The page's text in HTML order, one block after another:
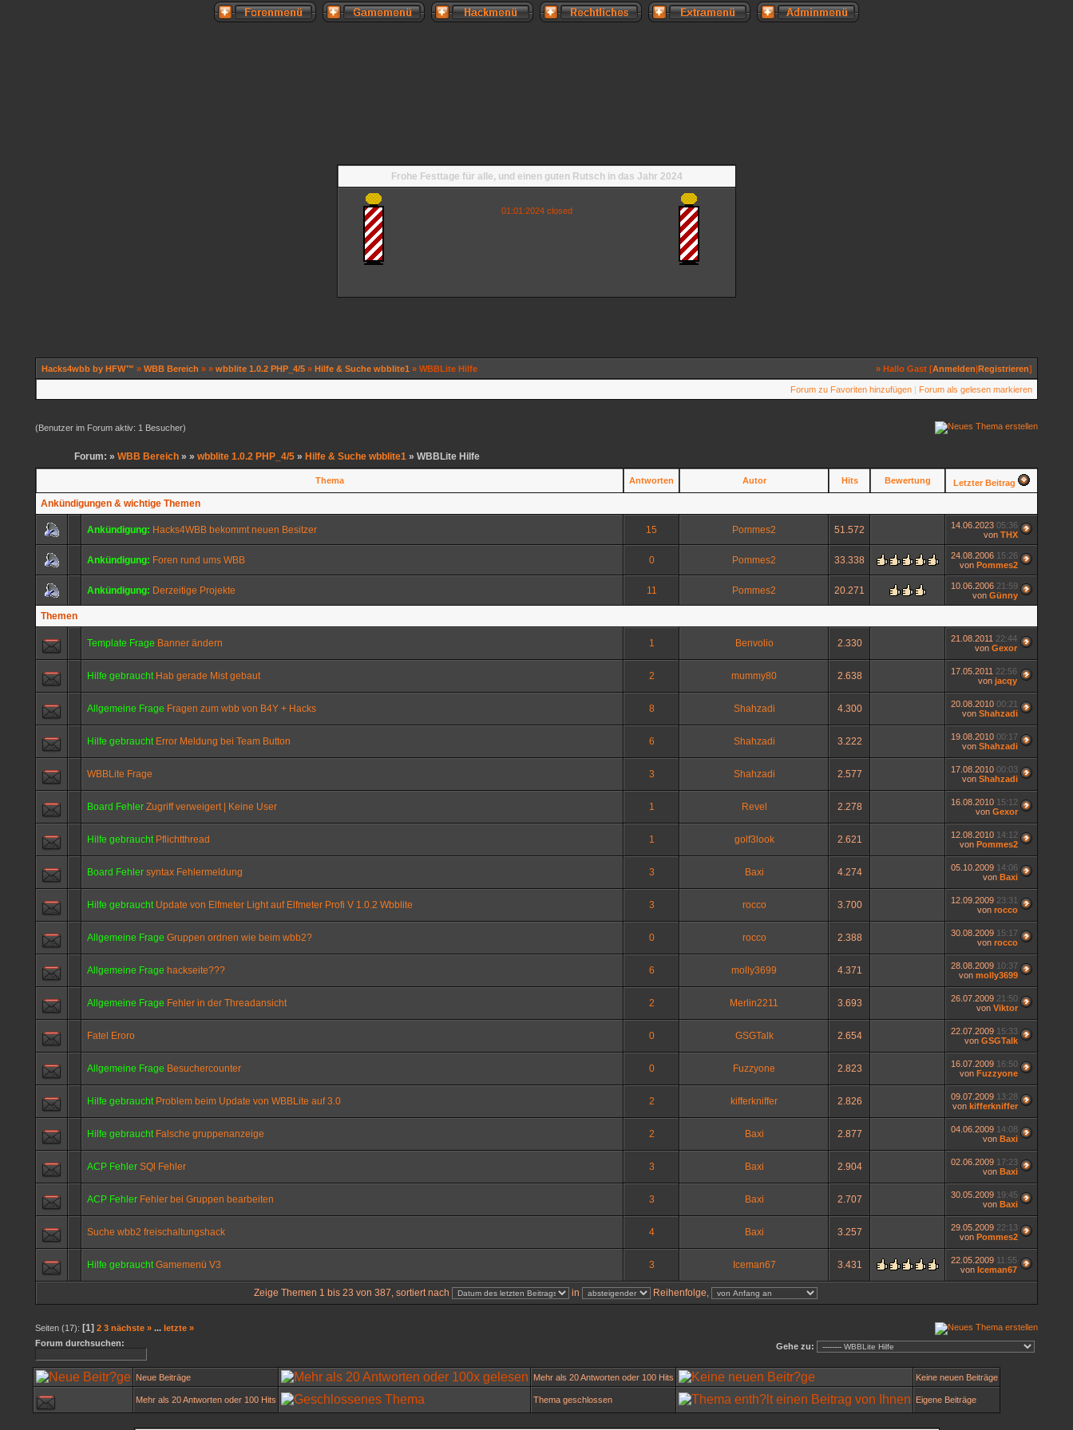
Frohe Festtage für alle, und einen guten Rutsch in das Jahr 2024
01:01:2024 closed
Hacks4wbb by HFW™ » WBB Bereich » » wbblite 1.0.2 PHP_4/5 » Hilfe & Suche wbblite1 » WBBLite Hilfe » Hallo Gast [Anmelden|Registrieren]
Forum zu Favoriten hinzufügen | Forum als gelesen markieren
(Benutzer im Forum aktiv: 1 Besucher)
Forum: » WBB Bereich » » wbblite 1.0.2 PHP_4/5 » Hilfe & Suche wbblite1 » WBBLite Hilfe
Thema Antworten Autor Hits Bewertung Letzter Beitrag
Ankündigungen & wichtige Themen
Ankündigung: Hacks4WBB bekommt neuen Besitzer 15 Pommes2 51.572 14.06.2023 05:36
von THX
Ankündigung: Foren rund ums WBB 0 Pommes2 33.338 24.08.2006 15:26
von Pommes2
Ankündigung: Derzeitige Projekte 11 Pommes2 20.271 10.06.2006 21:59
von Günny
Themen
Template Frage Banner ändern 1 Benvolio 2.330 21.08.2011 22:44
von Gexor
Hilfe gebraucht Hab gerade Mist gebaut 2 mummy80 2.638 17.05.2011 22:56
von jacqy
Allgemeine Frage Fragen zum wbb von B4Y + Hacks 8 Shahzadi 4.300 20.08.2010 00:21
von Shahzadi
Hilfe gebraucht Error Meldung bei Team Button 6 Shahzadi 3.222 19.08.2010 00:17
von Shahzadi
WBBLite Frage 3 Shahzadi 2.577 17.08.2010 00:03
von Shahzadi
Board Fehler Zugriff verweigert | Keine User 1 Revel 2.278 16.08.2010 15:12
von Gexor
Hilfe gebraucht Pflichtthread 1 golf3look 2.621 12.08.2010 14:12
von Pommes2
Board Fehler syntax Fehlermeldung 3 Baxi 4.274 05.10.2009 14:06
von Baxi
Hilfe gebraucht Update von Elfmeter Light auf Elfmeter Profi V 1.0.2 Wbblite 3 rocco 3.700 12.09.2009 23:31
von rocco
Allgemeine Frage Gruppen ordnen wie beim wbb2? 0 rocco 2.388 30.08.2009 15:17
von rocco
Allgemeine Frage hackseite??? 6 molly3699 4.371 28.08.2009 10:37
von molly3699
Allgemeine Frage Fehler in der Threadansicht 2 Merlin2211 3.693 26.07.2009 21:50
von Viktor
Fatel Eroro 0 GSGTalk 2.654 22.07.2009 15:33
von GSGTalk
Allgemeine Frage Besuchercounter 0 Fuzzyone 2.823 16.07.2009 16:50
von Fuzzyone
Hilfe gebraucht Problem beim Update von WBBLite auf 3.0 2 kifferkniffer 2.826 09.07.2009 13:28
von kifferkniffer
Hilfe gebraucht Falsche gruppenanzeige 2 Baxi 2.877 04.06.2009 14:08
von Baxi
ACP Fehler SQl Fehler 3 Baxi 2.904 02.06.2009 17:23
von Baxi
ACP Fehler Fehler bei Gruppen bearbeiten 3 Baxi 2.707 30.05.2009 19:45
von Baxi
Suche wbb2 freischaltungshack 4 Baxi 3.257 29.05.2009 22:13
von Pommes2
Hilfe gebrauchtGamemenü V3 3 Iceman67 3.431 22.05.2009 11:55
von Iceman67
Zeige Themen 1 bis 23 von 387, sortiert nach in Reihenfolge,
Seiten (17): [1] 2 3 nächste » ... letzte »
Forum durchsuchen:
Gehe zu:
Neue Beiträge Mehr als 20 Antworten oder 100 Hits Keine neuen Beiträge
Mehr als 20 Antworten oder 100 Hits Thema geschlossen Eigene Beiträge